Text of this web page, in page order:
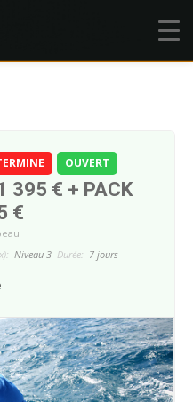
OUVERT
395 € + PACK
€
Niveau 3 Durée: 7 jours